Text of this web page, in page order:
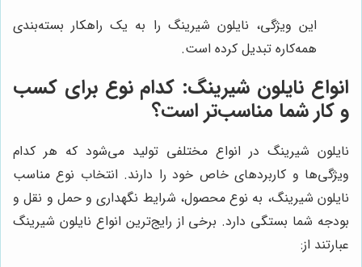
این ویژگی، نایلون شیرینگ را به یک راهکار بسته‌بندی
همه‌کاره تبدیل کرده است.
انواع نایلون شیرینگ: کدام نوع برای کسب
و کار شما مناسب‌تر است؟
نایلون شیرینگ در انواع مختلفی تولید می‌شود که هر کدام
ویژگی‌ها و کاربردهای خاص خود را دارند. انتخاب نوع مناسب
نایلون شیرینگ، به نوع محصول، شرایط نگهداری و حمل و نقل و
بودجه شما بستگی دارد. برخی از رایج‌ترین انواع نایلون شیرینگ
عبارتند از: